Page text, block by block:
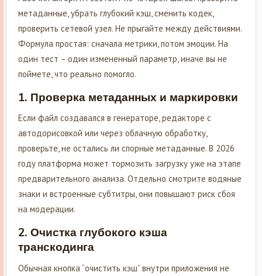
метаданные, убрать глубокий кэш, сменить кодек,
проверить сетевой узел. Не прыгайте между действиями.
Формула простая: сначала метрики, потом эмоции. На
один тест – один измененный параметр, иначе вы не
поймете, что реально помогло.
1. Проверка метаданных и маркировки
Если файл создавался в генераторе, редакторе с
автодорисовкой или через облачную обработку,
проверьте, не остались ли спорные метаданные. В 2026
году платформа может тормозить загрузку уже на этапе
предварительного анализа. Отдельно смотрите водяные
знаки и встроенные субтитры, они повышают риск сбоя
на модерации.
2. Очистка глубокого кэша
транскодинга
Обычная кнопка “очистить кэш” внутри приложения не